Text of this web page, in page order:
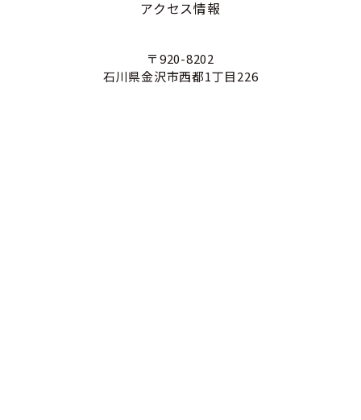
アクセス情報
〒920-8202
石川県金沢市西都1丁目226